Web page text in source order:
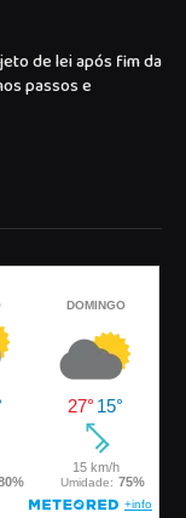
de lei após fim da
passos e